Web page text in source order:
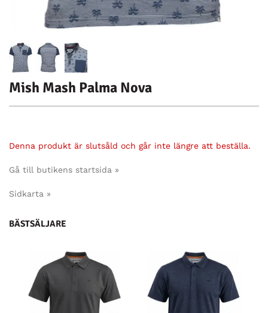
Mish Mash Palma Nova
Denna produkt är slutsåld och går inte längre att beställa.
Gå till butikens startsida »
Sidkarta »
BÄSTSÄLJARE